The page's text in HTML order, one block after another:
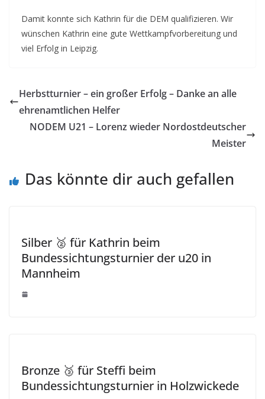
Damit konnte sich Kathrin für die DEM qualifizieren. Wir
wünschen Kathrin eine gute Wettkampfvorbereitung und
viel Erfolg in Leipzig.
Herbstturnier – ein großer Erfolg – Danke an alle
ehrenamtlichen Helfer
NODEM U21 – Lorenz wieder Nordostdeutscher
Meister
Das könnte dir auch gefallen
Silber 🥈 für Kathrin beim
Bundessichtungsturnier der u20 in
Mannheim
Bronze 🥉 für Steffi beim
Bundessichtungsturnier in Holzwickede